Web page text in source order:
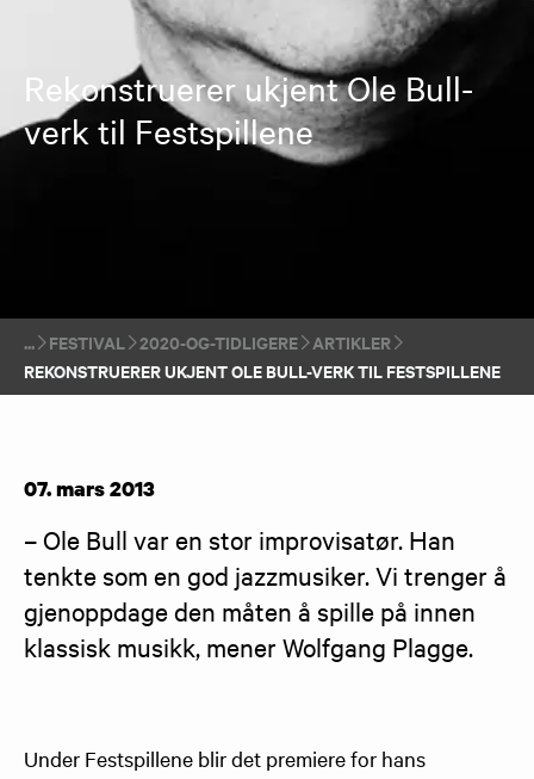
Rekonstruerer ukjent Ole Bull-
verk til Festspillene
FESTIVAL 2020-OG-TIDLIGERE
ARTIKLER
REKONSTRUERER UKJENT OLE BULL-VERK TIL FESTSPILLENE
07. mars 2013
– Ole Bull var en stor improvisatør. Han
tenkte som en god jazzmusiker. Vi trenger å
gjenoppdage den måten å spille på innen
klassisk musikk, mener Wolfgang Plagge.
Under Festspillene blir det premiere for hans